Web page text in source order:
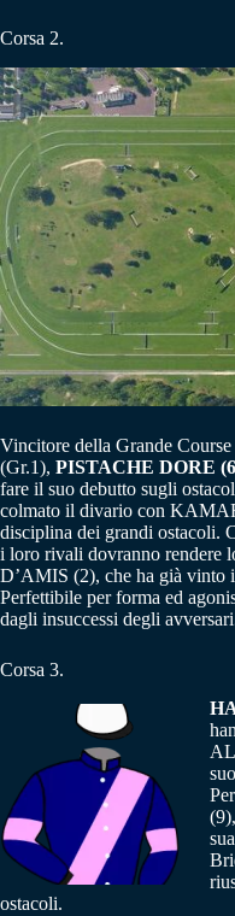
Corsa 2.
Vincitore della Grande
(Gr.1), PISTACHE DORE
fare il suo debutto sugli
colmato il divario con
disciplina dei grandi ostacoli.
i loro rivali dovranno rendere
D’AMIS (2), che ha già vinto
Perfettibile per forma ed
dagli insuccessi degli
Corsa 3.
ostacoli.